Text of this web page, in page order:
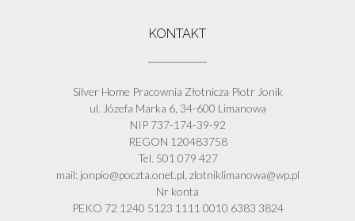
KONTAKT
Silver Home Pracownia Złotnicza Piotr Jonik
ul. Józefa Marka 6, 34-600 Limanowa
NIP 737-174-39-92
REGON 120483758
Tel. 501 079 427
mail: jonpio@poczta.onet.pl, zlotniklimanowa@wp.pl
Nr konta
PEKO 72 1240 5123 1111 0010 6383 3824